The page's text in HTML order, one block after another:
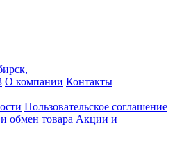
О компании Контакты
Пользовательское соглашение
обмен товара Акции и